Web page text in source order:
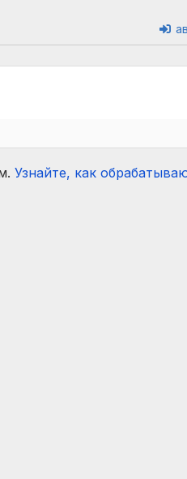
Узнайте, как